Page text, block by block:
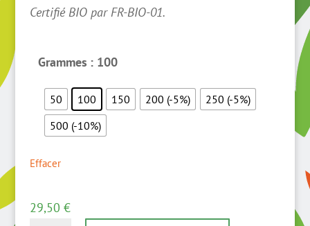
Certifié BIO par FR-BIO-01.
Grammes : 100
50 100 150 200 (-5%)
250 (-5%)
500 (-10%)
Effacer
29,50 €